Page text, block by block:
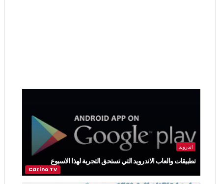
اندرويد
تطبيقات والعاب الاندرويد التي تستحق التجربة لهذا الاسبوع